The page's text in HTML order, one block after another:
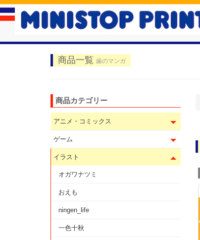
商品一覧 歯のマンガ
商品カテゴリー
アニメ・コミックス
ゲーム
イラスト
オガワナツミ
おえも
ningen_life
一色十秋